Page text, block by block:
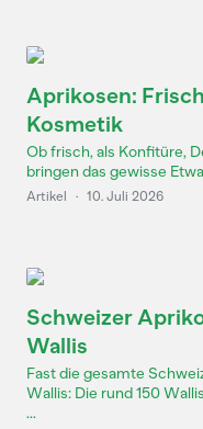
Aprikosen:
Kosmetik
Ob frisch, als Konfitüre,
bringen das gewisse
Artikel · 10. Juli 2026
Schweizer
Wallis
Fast die gesamte
Wallis: Die rund 150
...